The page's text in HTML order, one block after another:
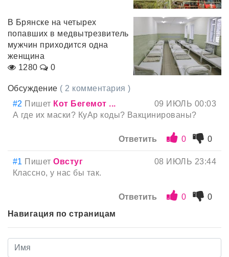
В Брянске на четырех
попавших в медвытрезвитель
мужчин приходится одна
женщина
1280
0
Обсуждение ( 2 комментария )
#2 Пишет Кот Бегемот ...
09 ИЮЛЬ 00:03
А где их маски? КуАр коды? Вакцинированы?
Ответить 0 0
#1 ПишетОвстуг
08 ИЮЛЬ 23:44
Классно, у нас бы так.
Ответить 0
0
Навигация по страницам